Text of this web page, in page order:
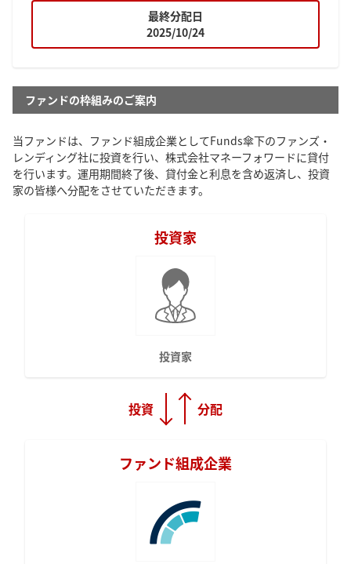
最終分配日
2025/10/24
ファンドの枠組みのご案内
当ファンドは、ファンド組成企業としてFunds傘下のファンズ・
レンディング社に投資を行い、 株式会社マネーフォワードに貸付
を行います。運用期間終了後、貸付金と利息を含め返済し、投資
家の皆様へ分配をさせていただきます。
投資家
投資家
投資 分配
ファンド組成企業